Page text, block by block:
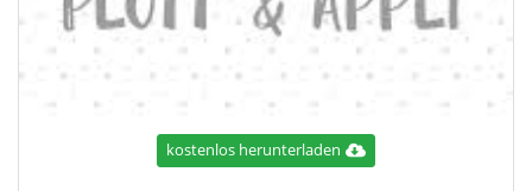
kostenlos herunterladen